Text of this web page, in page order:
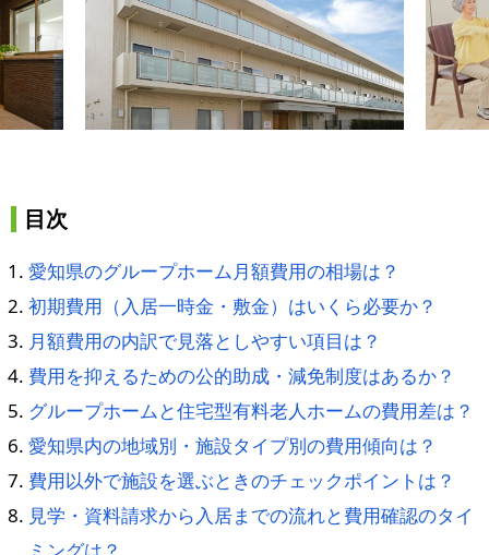
目次
愛知県のグループホーム月額費用の相場は？
初期費用（入居一時金・敷金）はいくら必要か？
月額費用の内訳で見落としやすい項目は？
費用を抑えるための公的助成・減免制度はあるか？
グループホームと住宅型有料老人ホームの費用差は？
愛知県内の地域別・施設タイプ別の費用傾向は？
費用以外で施設を選ぶときのチェックポイントは？
見学・資料請求から入居までの流れと費用確認のタイ